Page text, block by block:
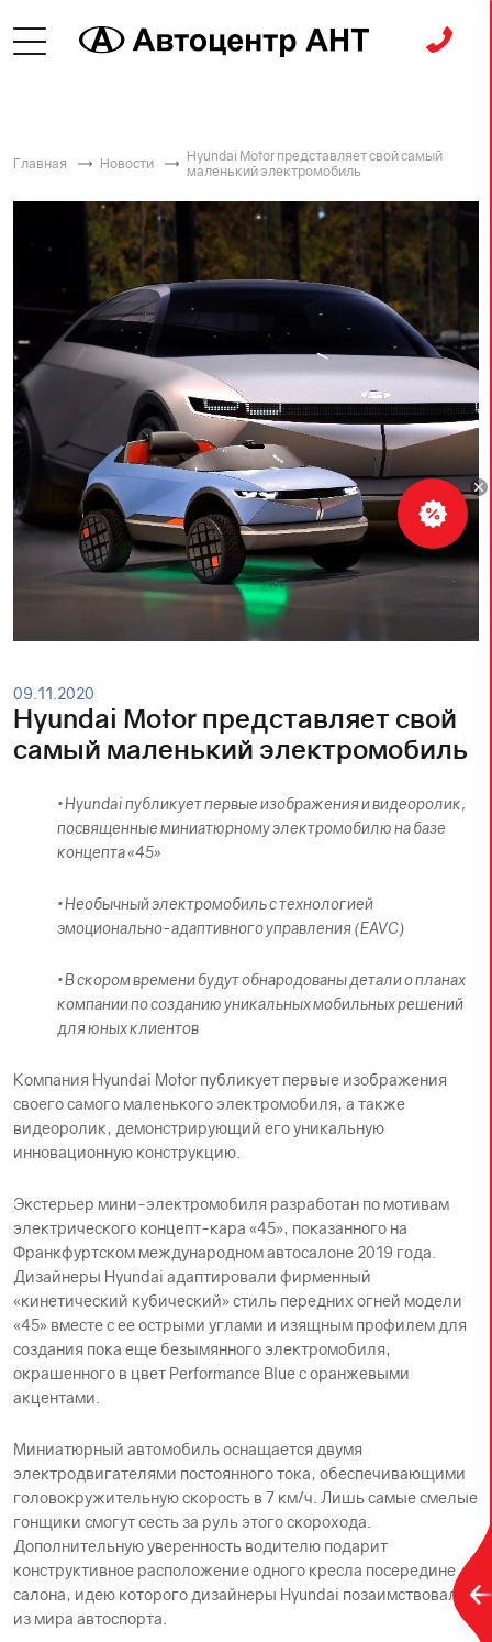
Главная Новости
Hyundai Motor представляет свой самый
маленький электромобиль
09.11.2020
Hyundai Motor представляет свой
самый маленький электромобиль
• Hyundai публикует первые изображения и видеоролик,
посвященные миниатюрному электромобилю на базе
концепта «45»
• Необычный электромобиль с технологией
эмоционально-адаптивного управления (EAVC)
• В скором времени будут обнародованы детали о планах
компании по созданию уникальных мобильных решений
для юных клиентов
Компания Hyundai Motor публикует первые изображения
своего самого маленького электромобиля, а также
видеоролик, демонстрирующий его уникальную
инновационную конструкцию.
Экстерьер мини-электромобиля разработан по мотивам
электрического концепт-кара «45», показанного на
Франкфуртском международном автосалоне 2019 года.
Дизайнеры Hyundai адаптировали фирменный
«кинетический кубический» стиль передних огней модели
«45» вместе с ее острыми углами и изящным профилем для
создания пока еще безымянного электромобиля,
окрашенного в цвет Performance Blue с оранжевыми
акцентами.
Миниатюрный автомобиль оснащается двумя
электродвигателями постоянного тока, обеспечивающими
головокружительную скорость в 7 км/ч. Лишь самые смелые
гонщики смогут сесть за руль этого скорохода.
Дополнительную уверенность водителю подарит
конструктивное расположение одного кресла посередине
салона, идею которого дизайнеры Hyundai позаимствовали
из мира автоспорта.